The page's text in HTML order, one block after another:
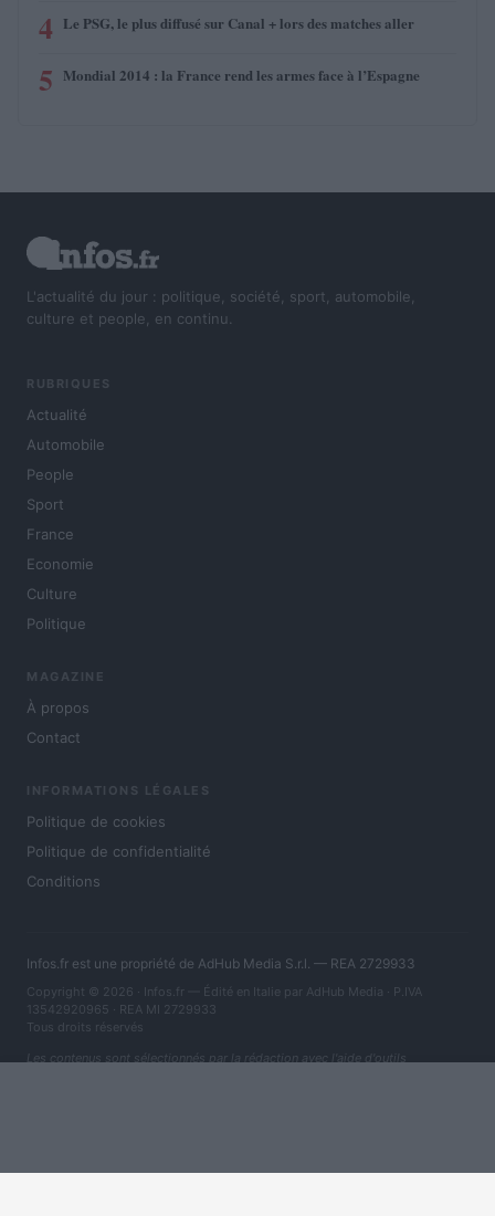
4 Le PSG, le plus diffusé sur Canal + lors des matches aller
5 Mondial 2014 : la France rend les armes face à l’Espagne
L'actualité du jour : politique, société, sport, automobile,
culture et people, en continu.
RUBRIQUES
Actualité
Automobile
People
Sport
France
Economie
Culture
Politique
MAGAZINE
À propos
Contact
INFORMATIONS LÉGALES
Politique de cookies
Politique de confidentialité
Conditions
Infos.fr est une propriété de AdHub Media S.r.l. — REA 2729933
Copyright © 2026 · Infos.fr — Édité en Italie par AdHub Media · P.IVA
13542920965 · REA MI 2729933
Tous droits réservés
Les contenus sont sélectionnés par la rédaction avec l'aide d'outils